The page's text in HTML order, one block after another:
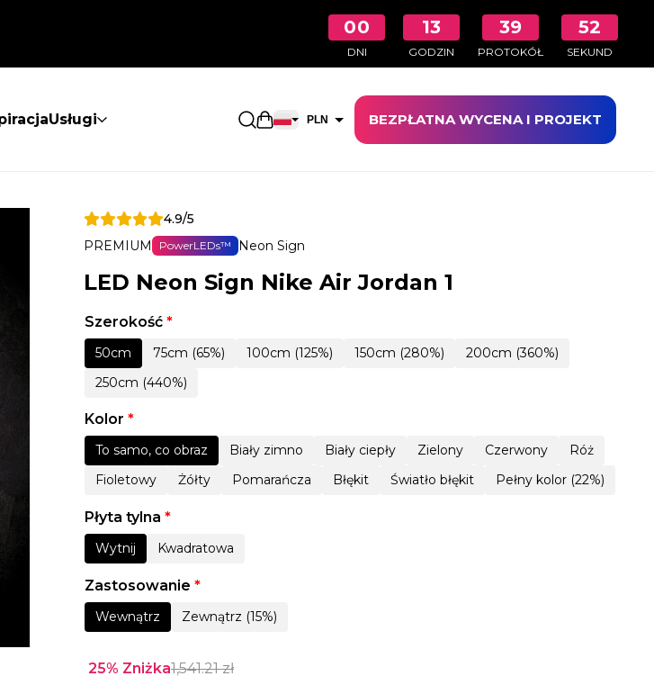
00
DNI
13
GODZIN
39
PROTOKÓŁ
51
SEKUND
Usługi Otwarty koszyk na zakupy
PLN BEZPŁATNA WYCENA I PROJEKT
4.9/5
PREMIUM
PowerLEDs™ Neon Sign
LED Neon Sign Nike Air Jordan 1
Szerokość *
50cm 75cm (65%) 100cm (125%) 150cm (280%)
200cm (360%)
250cm (440%)
Kolor *
To samo, co obraz Biały zimno Biały ciepły Zielony Czerwony
Róż
Fioletowy
Żółty Pomarańcza Błękit Światło błękit Pełny kolor (22%)
Płyta tylna *
Wytnij Kwadratowa
Zastosowanie *
Wewnątrz Zewnątrz (15%)
25% Zniżka1,541.21zł